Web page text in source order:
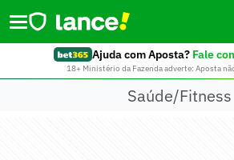
Ajuda com Aposta? Fale
18+ Ministério da Fazenda adverte: Aposta
Saúde/Fitness